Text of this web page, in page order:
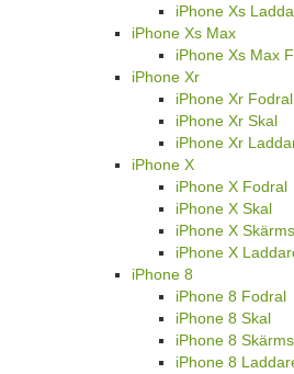
iPhone Xs
iPhone Xs Max
iPhone Xs Max
iPhone Xr
iPhone Xr Fodral
iPhone Xr Skal
iPhone Xr
iPhone X
iPhone X Fodral
iPhone X Skal
iPhone X
iPhone X
iPhone 8
iPhone 8 Fodral
iPhone 8 Skal
iPhone 8
iPhone 8